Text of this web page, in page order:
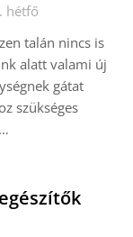
hétfő
talán nincs is
alatt valami új
gátat
szükséges